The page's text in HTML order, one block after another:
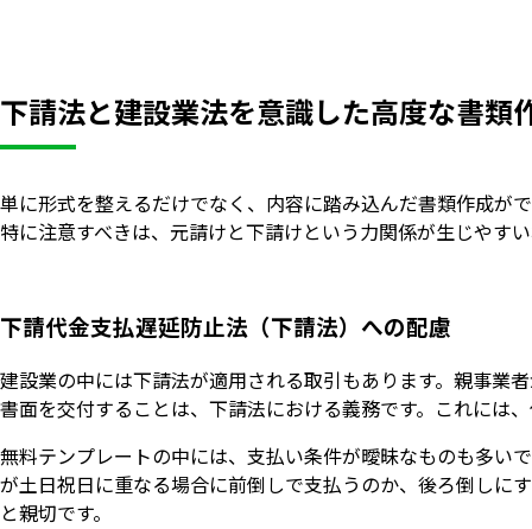
下請法と建設業法を意識した高度な書類
単に形式を整えるだけでなく、内容に踏み込んだ書類作成が
特に注意すべきは、元請けと下請けという力関係が生じやす
下請代金支払遅延防止法（下請法）への配慮
建設業の中には下請法が適用される取引もあります。親事業
書面を交付することは、下請法における義務です。これには
無料テンプレートの中には、支払い条件が曖昧なものも多い
が土日祝日に重なる場合に前倒しで支払うのか、後ろ倒しに
と親切です。